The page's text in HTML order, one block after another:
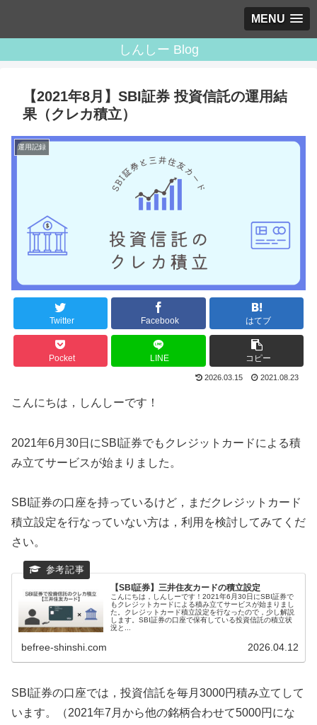
MENU
しんしー Blog
【2021年8月】SBI証券 投資信託の運用結
果（クレカ積立）
運用記録
Twitter Facebook はてブ
Pocket LINE コピー
2026.03.15 2021.08.23
こんにちは，しんしーです！
2021年6月30日にSBI証券でもクレジットカードによる積
み立てサービスが始まりました。
SBI証券の口座を持っているけど，まだクレジットカード
積立設定を行なっていない方は，利用を検討してみてくだ
さい。
【SBI証券】三井住友カードの積立設定
こんにちは，しんしーです！2021年6月30日にSBI証券で
もクレジットカードによる積み立てサービスが始まりまし
た。クレジットカード積立設定を行なったので，少し解説
します。SBI証券の口座で保有している投資信託の積立状
況と...
befree-shinshi.com 2026.04.12
SBI証券の口座では，投資信託を毎月3000円積み立てして
います。（2021年7月から他の銘柄合わせて5000円にな